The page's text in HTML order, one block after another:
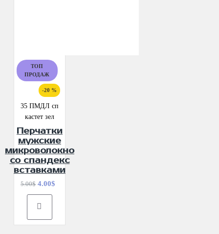
ТОП
ПРОДАЖ
-20 %
35 ПМДЛ сп
кастет зел
Перчатки
мужские
микроволокно
со спандекс
вставками
5.00$ 4.00$